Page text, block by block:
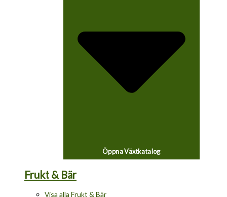
Öppna Växtkatalog
Frukt & Bär
Visa alla Frukt & Bär